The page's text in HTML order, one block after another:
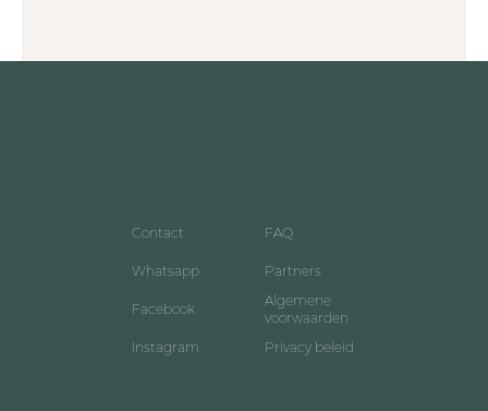
Contact
Whatsapp
Facebook
Instagram
FAQ
Partners
Algemene
voorwaarden
Privacy beleid